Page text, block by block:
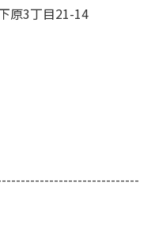
原3丁目21-14